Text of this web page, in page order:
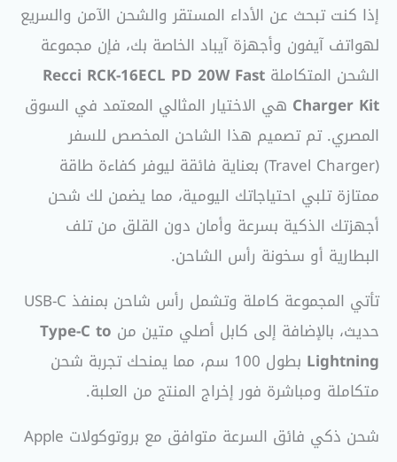
إذا كنت تبحث عن الأداء المستقر والشحن الآمن والسريع
لهواتف آيفون وأجهزة آيباد الخاصة بك، فإن مجموعة
الشحن المتكاملة Recci RCK-16ECL PD 20W Fast
Charger Kit هي الاختيار المثالي المعتمد في السوق
المصري. تم تصميم هذا الشاحن المخصص للسفر
(Travel Charger) بعناية فائقة ليوفر كفاءة طاقة
ممتازة تلبي احتياجاتك اليومية، مما يضمن لك شحن
أجهزتك الذكية بسرعة وأمان دون القلق من تلف
البطارية أو سخونة رأس الشاحن.
تأتي المجموعة كاملة وتشمل رأس شاحن بمنفذ USB-C
حديث، بالإضافة إلى كابل أصلي متين من Type-C to
Lightning
بطول 100 سم، مما يمنحك تجربة شحن
متكاملة ومباشرة فور إخراج المنتج من العلبة.
شحن ذكي فائق السرعة متوافق مع بروتوكولات Apple